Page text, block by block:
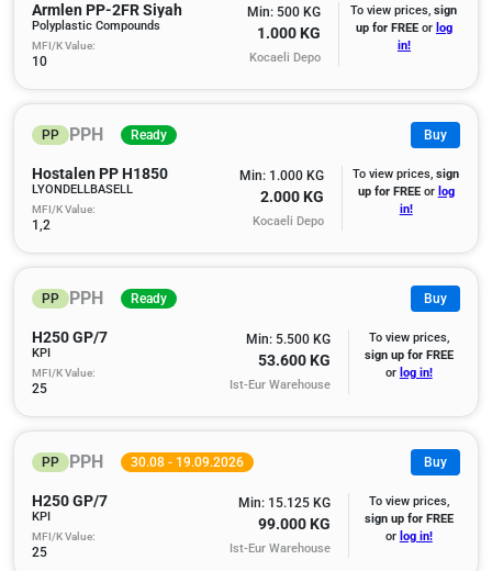
Armlen PP-2FR Siyah
Polyplastic Compounds
MFI/K Value:
10
Min: 500 KG
1.000 KG
Kocaeli Depo
To view prices,sign
up for FREEor log
in!
PP PPH Ready Buy
Hostalen PP H1850
LYONDELLBASELL
MFI/K Value:
1,2
Min: 1.000 KG
2.000 KG
Kocaeli Depo
To view prices,sign
up for FREEor log
in!
PP PPH Ready Buy
H250 GP/7
KPI
MFI/K Value:
25
Min: 5.500 KG
53.600 KG
Ist-Eur Warehouse
To view prices,
sign up for FREE
or log in!
PP PPH 30.08 - 19.09.2026 Buy
H250 GP/7
KPI
MFI/K Value:
25
Min: 15.125 KG
99.000 KG
Ist-Eur Warehouse
To view prices,
sign up for FREE
or log in!